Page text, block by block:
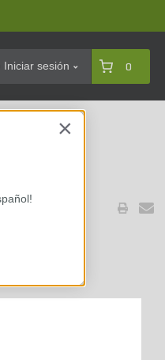
Iniciar sesión 0
×